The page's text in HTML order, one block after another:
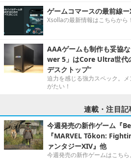
ゲームコマースの最前線
Xsollaの最新情報はこちらから！
AAAゲームも制作も妥協
wer 5」はCore Ultra世代
デスクトップ”
迫力を感じる強力スペック。
がたい！
連載・注目記
今週発売の新作ゲーム『
『MARVEL Tōkon:
ァンタジーXIV』他
今週発売の新作ゲームはこちら。